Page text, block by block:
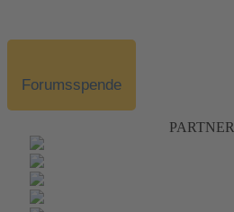
Forumsspende
PARTNER